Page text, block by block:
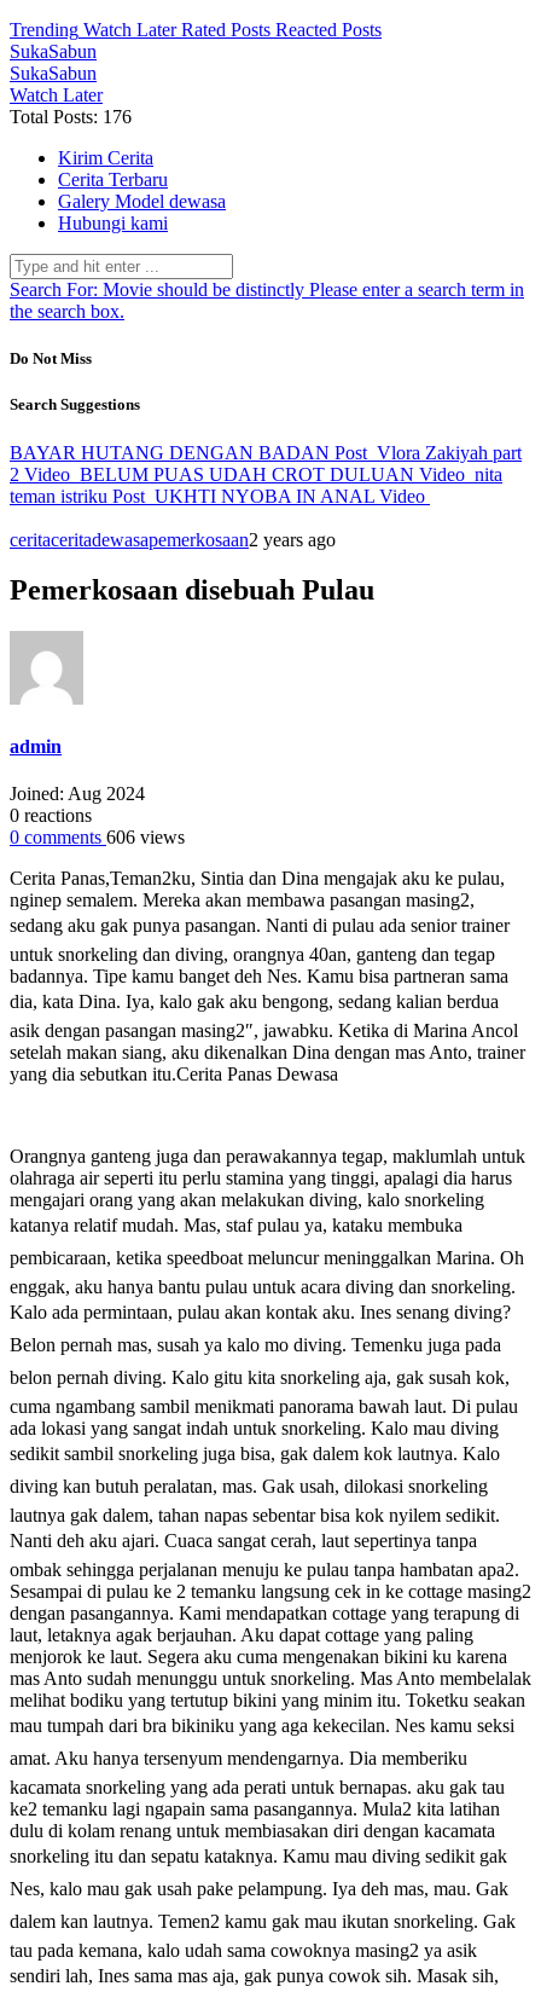
Trending Watch Later Rated Posts Reacted Posts
SukaSabun
SukaSabun
Watch Later
Total Posts: 176
Kirim Cerita
Cerita Terbaru
Galery Model dewasa
Hubungi kami
Search For: Movie should be distinctly Please enter a search term in
the search box.
Do Not Miss
Search Suggestions
BAYAR HUTANG DENGAN BADAN Post Vlora Zakiyah part
2 Video BELUM PUAS UDAH CROT DULUAN Video nita
teman istriku Post UKHTI NYOBA IN ANAL Video
ceritaceritadewasapemerkosaan2 years ago
Pemerkosaan disebuah Pulau
admin
Joined: Aug 2024
0 reactions
0 comments 606 views
Cerita Panas,Teman2ku, Sintia dan Dina mengajak aku ke pulau,
nginep semalem. Mereka akan membawa pasangan masing2,
sedang aku gak punya pasangan. Nanti di pulau ada senior trainer
untuk snorkeling dan diving, orangnya 40an, ganteng dan tegap
badannya. Tipe kamu banget deh Nes. Kamu bisa partneran sama
dia, kata Dina. Iya, kalo gak aku bengong, sedang kalian berdua
asik dengan pasangan masing2″, jawabku. Ketika di Marina Ancol
setelah makan siang, aku dikenalkan Dina dengan mas Anto, trainer
yang dia sebutkan itu.Cerita Panas Dewasa
Orangnya ganteng juga dan perawakannya tegap, maklumlah untuk
olahraga air seperti itu perlu stamina yang tinggi, apalagi dia harus
mengajari orang yang akan melakukan diving, kalo snorkeling
katanya relatif mudah. Mas, staf pulau ya, kataku membuka
pembicaraan, ketika speedboat meluncur meninggalkan Marina. Oh
enggak, aku hanya bantu pulau untuk acara diving dan snorkeling.
Kalo ada permintaan, pulau akan kontak aku. Ines senang diving?
Belon pernah mas, susah ya kalo mo diving. Temenku juga pada
belon pernah diving. Kalo gitu kita snorkeling aja, gak susah kok,
cuma ngambang sambil menikmati panorama bawah laut. Di pulau
ada lokasi yang sangat indah untuk snorkeling. Kalo mau diving
sedikit sambil snorkeling juga bisa, gak dalem kok lautnya. Kalo
diving kan butuh peralatan, mas. Gak usah, dilokasi snorkeling
lautnya gak dalem, tahan napas sebentar bisa kok nyilem sedikit.
Nanti deh aku ajari. Cuaca sangat cerah, laut sepertinya tanpa
ombak sehingga perjalanan menuju ke pulau tanpa hambatan apa2.
Sesampai di pulau ke 2 temanku langsung cek in ke cottage masing2
dengan pasangannya. Kami mendapatkan cottage yang terapung di
laut, letaknya agak berjauhan. Aku dapat cottage yang paling
menjorok ke laut. Segera aku cuma mengenakan bikini ku karena
mas Anto sudah menunggu untuk snorkeling. Mas Anto membelalak
melihat bodiku yang tertutup bikini yang minim itu. Toketku seakan
mau tumpah dari bra bikiniku yang aga kekecilan. Nes kamu seksi
amat. Aku hanya tersenyum mendengarnya. Dia memberiku
kacamata snorkeling yang ada perati untuk bernapas. aku gak tau
ke2 temanku lagi ngapain sama pasangannya. Mula2 kita latihan
dulu di kolam renang untuk membiasakan diri dengan kacamata
snorkeling itu dan sepatu kataknya. Kamu mau diving sedikit gak
Nes, kalo mau gak usah pake pelampung. Iya deh mas, mau. Gak
dalem kan lautnya. Temen2 kamu gak mau ikutan snorkeling. Gak
tau pada kemana, kalo udah sama cowoknya masing2 ya asik
sendiri lah, Ines sama mas aja, gak punya cowok sih. Masak sih,